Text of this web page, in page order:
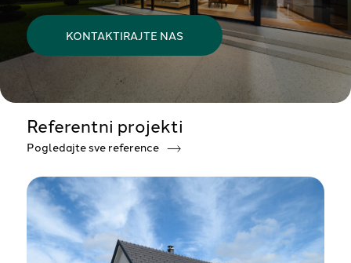
KONTAKTIRAJTE NAS
Referentni projekti
Pogledajte sve reference